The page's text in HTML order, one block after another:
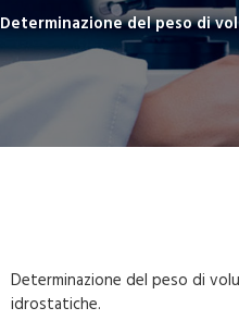
Determinazione del peso di
Determinazione del peso di
idrostatiche.